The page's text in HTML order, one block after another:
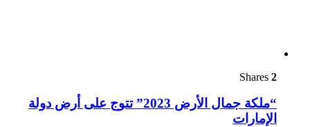
2
“ملكة جمال الأرض 2023” تتوج على أرض دولة
الإمارات